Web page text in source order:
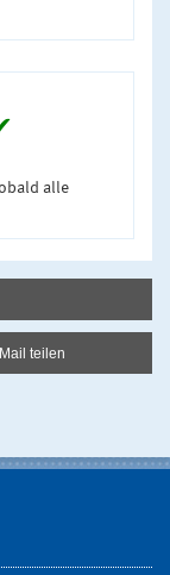
alle
teilen